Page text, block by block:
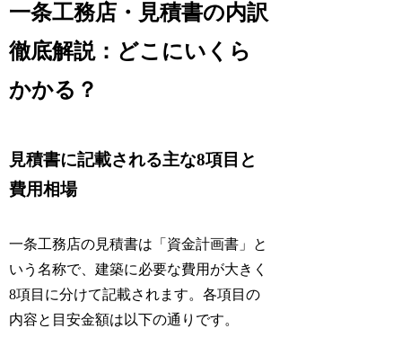
一条工務店・見積書の内訳
徹底解説：どこにいくら
かかる？
見積書に記載される主な8項目と
費用相場
一条工務店の見積書は「資金計画書」と
いう名称で、建築に必要な費用が大きく
8項目に分けて記載されます。各項目の
内容と目安金額は以下の通りです。